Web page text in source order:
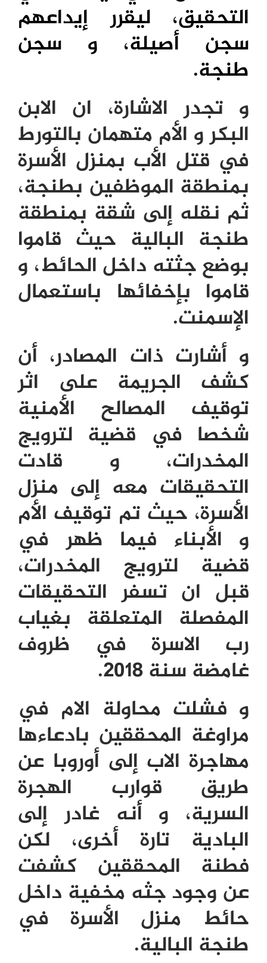
التحقيق، ليقرر إيداعهم
سجن أصيلة، و سجن
طنجة.
و تجدر الاشارة، ان الابن
البكر و الأم متهمان بالتورط
في قتل الأب بمنزل الأسرة
بمنطقة الموظفين بطنجة،
ثم نقله إلى شقة بمنطقة
طنجة البالية حيث قاموا
بوضع جثته داخل الحائط، و
قاموا بإخفائها باستعمال
الإسمنت.
و أشارت ذات المصادر، أن
كشف الجريمة على اثر
توقيف المصالح الأمنية
شخصا في قضية لترويج
المخدرات، و قادت
التحقيقات معه إلى منزل
الأسرة، حيث تم توقيف الأم
و الأبناء فيما ظهر في
قضية لترويج المخدرات،
قبل ان تسفر التحقيقات
المفصلة المتعلقة بغياب
رب الاسرة في ظروف
غامضة سنة 2018.
و فشلت محاولة الام في
مراوغة المحققين بادعاءها
مهاجرة الاب إلى أوروبا عن
طريق قوارب الهجرة
السرية، و أنه غادر إلى
البادية تارة أخرى، لكن
فطنة المحققين كشفت
عن وجود جثه مخفية داخل
حائط منزل الأسرة في
طنجة البالية.